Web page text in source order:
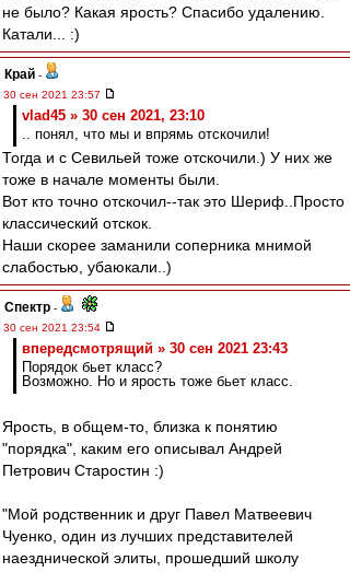
не было? Какая ярость? Спасибо удалению.
Катали... :)
Край -
30 сен 2021 23:57
vlad45 » 30 сен 2021, 23:10
.. понял, что мы и впрямь отскочили!
Тогда и с Севильей тоже отскочили.) У них же
тоже в начале моменты были.
Вот кто точно отскочил--так это Шериф..Просто
классический отскок.
Наши скорее заманили соперника мнимой
слабостью, убаюкали..)
Спектр -
30 сен 2021 23:54
впередсмотрящий » 30 сен 2021 23:43
Порядок бьет класс?
Возможно. Но и ярость тоже бьет класс.
Ярость, в общем-то, близка к понятию
"порядка", каким его описывал Андрей
Петрович Старостин :)
"Мой родственник и друг Павел Матвеевич
Чуенко, один из лучших представителей
наезднической элиты, прошедший школу